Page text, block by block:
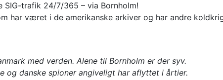
trafik 24/7/365 – via Bornholm!
har været i de amerikanske arkiver og har andre
med verden. Alene til Bornholm er der syv.
og danske spioner angiveligt har aflyttet i årtier.